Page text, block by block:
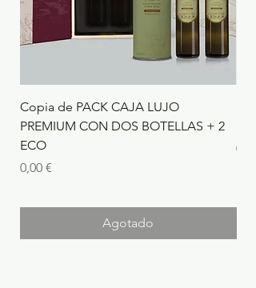
Copia de PACK CAJA LUJO
PREMIUM CON DOS BOTELLAS + 2
ECO
Precio
0,00 €
Agotado
0,00